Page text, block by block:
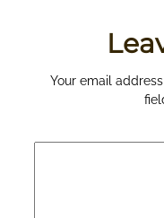
Your email